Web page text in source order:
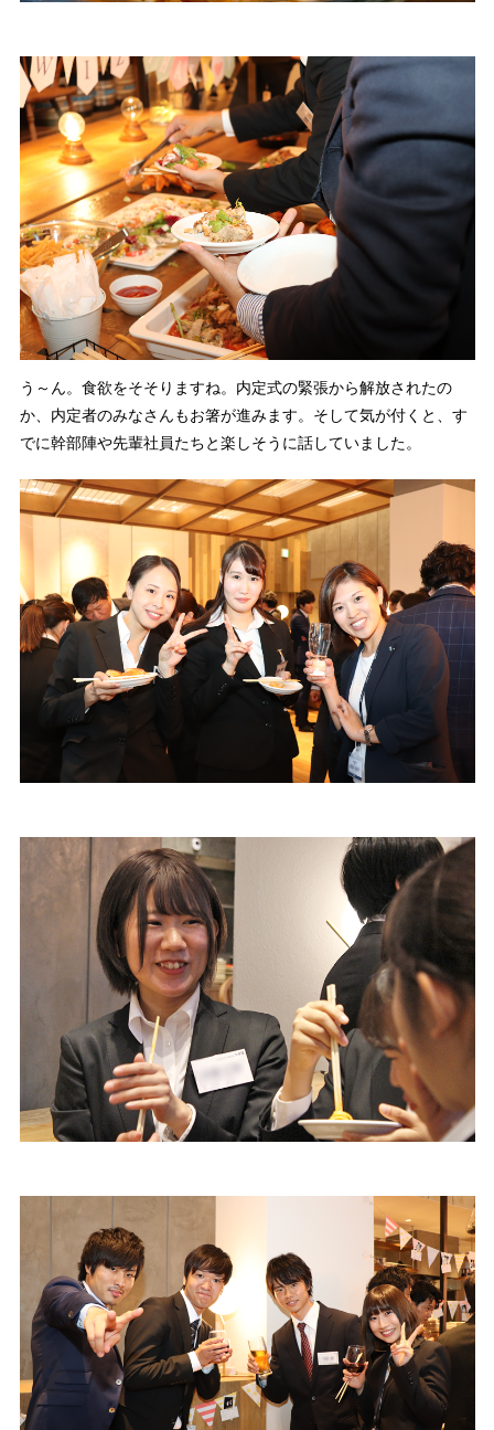
う～ん。食欲をそそりますね。内定式の緊張から解放されたの
か、内定者のみなさんもお箸が進みます。そして気が付くと、す
でに幹部陣や先輩社員たちと楽しそうに話していました。